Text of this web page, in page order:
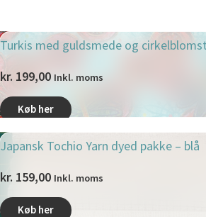
Turkis med guldsmede og
kr. 199,00 Inkl. moms
Køb her
Japansk Tochio Yarn dyed pakke – blå
kr. 159,00 Inkl. moms
Køb her